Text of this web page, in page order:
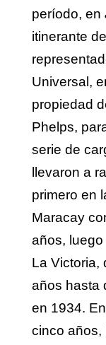
período, en
itinerante
Universal,
propiedad
Phelps,
serie de
llevaron a
primero en
Maracay
años,
La Victoria,
años hasta
en 1934.
cinco años,